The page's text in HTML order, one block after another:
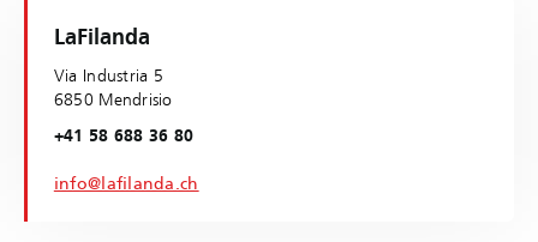
LaFilanda
Via Industria 5
6850 Mendrisio
+41 58 688 36 80
info@lafilanda.ch